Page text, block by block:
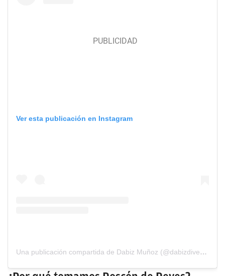
Ver esta publicación en Instagram
Una publicación compartida de Dabiz Muñoz (@dabizdiverxo)